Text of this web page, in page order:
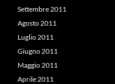
Settembre 2011
Agosto 2011
Luglio 2011
Giugno 2011
Maggio 2011
Aprile 2011